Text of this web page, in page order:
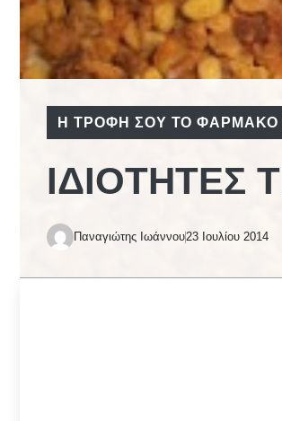
Η ΤΡΟΦΉ ΣΟΥ ΤΟ ΦΆΡΜΑΚΟ
ΙΔΙΌΤΗΤΕΣ
Παναγιώτης Ιωάννου23 Ιουλίου 2014